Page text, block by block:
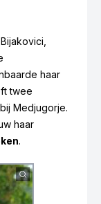
haar
twee
Medjugorje.
haar
.